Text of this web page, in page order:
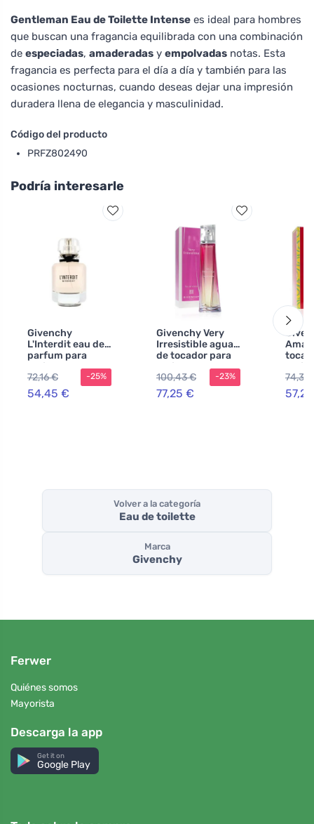
Gentleman Eau de Toilette Intense es ideal para hombres
que buscan una fragancia equilibrada con una combinación
de especiadas, amaderadas y empolvadas notas. Esta
fragancia es perfecta para el día a día y también para las
ocasiones nocturnas, cuando deseas dejar una impresión
duradera llena de elegancia y masculinidad.
Código del producto
PRFZ802490
Podría interesarle
Givenchy
L'Interdit eau de
parfum para
mujer
72,16 €
54,45 €
-25%
Givenchy Very
Irresistible agua
de tocador para
mujer 75 ml
100,43 €
77,25 €
-23%
74,39
Volver a la categoría
Eau de toilette
Marca
Givenchy
Ferwer
Quiénes somos
Mayorista
Descarga la app
Get it on
Google Play